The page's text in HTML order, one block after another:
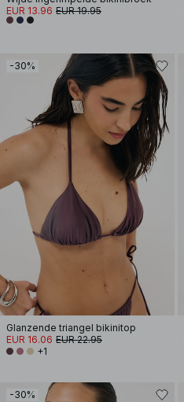
EUR 13.96 EUR 19.95
-30%
Glanzende triangel bikinitop
EUR 16.06 EUR 22.95
+1
-30%